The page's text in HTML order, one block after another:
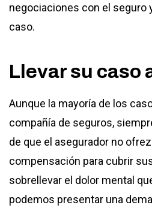
negociaciones con el seguro
caso.
Llevar su caso
Aunque la mayoría de los
compañía de seguros,
de que el asegurador no
compensación para cubrir
sobrellevar el dolor mental
podemos presentar una